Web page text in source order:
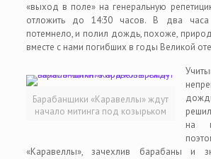
«выход в поле» на генеральную
отложить до 14:30 часов. В два
потемнело, и полил дождь, похоже,
вместе с нами погибших в годы Великой
Барабанщики «Каравеллы» ждут
начало митинга под козырьком
на
«Каравеллы», зачехлив барабаны и